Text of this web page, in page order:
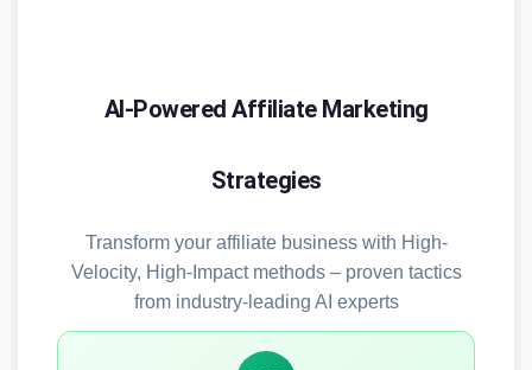
AI-Powered Affiliate Marketing
Strategies
Transform your affiliate business with High-
Velocity, High-Impact methods – proven tactics
from industry-leading AI experts